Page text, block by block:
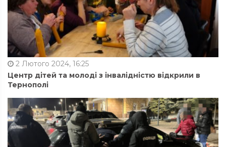
2 Лютого 2024, 16:25
Центр дітей та молоді з інвалідністю відкрили в
Тернополі